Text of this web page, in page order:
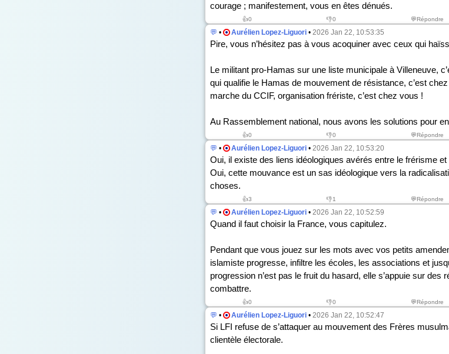
courage ; manifestement, vous en êtes dénués.
👍0 👎0 💬Répondre
💬 • Aurélien Lopez-Liguori• 2026 Jan 22, 10:53:35
Pire, vous n’hésitez pas à vous acoquiner avec ceux qui
Le militant pro-Hamas sur une liste municipale à Villeneuve,
qui qualifie le Hamas de mouvement de résistance, c’est
marche du CCIF, organisation frériste, c’est chez vous !
Au Rassemblement national, nous avons les solutions pour
👍0 👎0 💬Répondre
💬 • Aurélien Lopez-Liguori• 2026 Jan 22, 10:53:20
Oui, il existe des liens idéologiques avérés entre le frérisme
Oui, cette mouvance est un sas idéologique vers la
choses.
👍3 👎1 💬Répondre
💬 • Aurélien Lopez-Liguori• 2026 Jan 22, 10:52:59
Quand il faut choisir la France, vous capitulez.
Pendant que vous jouez sur les mots avec vos petits
islamiste progresse, infiltre les écoles, les associations et
progression n’est pas le fruit du hasard, elle s’appuie sur des
combattre.
👍0 👎0 💬Répondre
💬 • Aurélien Lopez-Liguori• 2026 Jan 22, 10:52:47
Si LFI refuse de s’attaquer au mouvement des Frères
clientèle électorale.